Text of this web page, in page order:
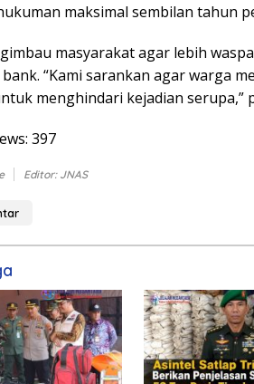
maksimal sembilan tahun
masyarakat agar lebih
“Kami sarankan agar warga
menghindari kejadian serupa,”
397
Editor: JNAS